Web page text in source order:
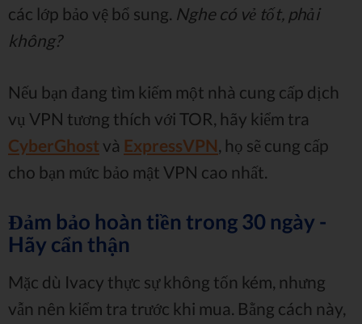
các lớp bảo vệ bổ sung. Nghe có vẻ tốt, phải
không?
Nếu bạn đang tìm kiếm một nhà cung cấp dịch
vụ VPN tương thích với TOR, hãy kiểm tra
CyberGhost và ExpressVPN , họ sẽ cung cấp
cho bạn mức bảo mật VPN cao nhất.
Đảm bảo hoàn tiền trong 30 ngày -
Hãy cẩn thận
Mặc dù Ivacy thực sự không tốn kém, nhưng
vẫn nên kiểm tra trước khi mua. Bằng cách này,